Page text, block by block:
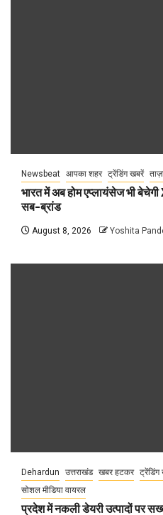
Newsbeat आपका शहर ट्रेंडिंग खबरें
भारत में अब होम एप्लायंसेज भी
सब-ब्रांड
August 8, 2026 Yoshita
Dehardun उत्तराखंड खबर हटकर ट्रेंडिंग
सोशल मीडिया वायरल
प्रदेश में नकली डेयरी उत्पादों पर